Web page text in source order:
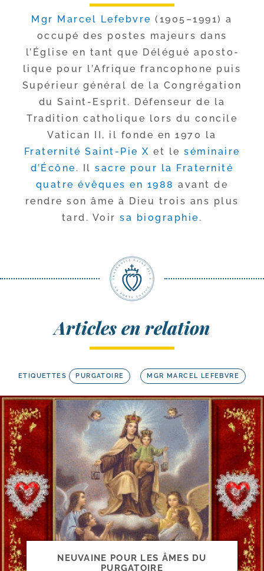
Mgr Marcel Lefebvre (1905–1991) a
occu­pé des postes majeurs dans
l’Église en tant que Délégué apos­to­
lique pour l’Afrique fran­co­phone puis
Supérieur géné­ral de la Congrégation
du Saint-​Esprit. Défenseur de la
Tradition catho­lique lors du concile
Vatican II, il fonde en 1970 la
Fraternité Saint-​Pie X et le sémi­naire
d’Écône . Il sacre pour la Fraternité
quatre évêques en 1988 avant de
rendre son âme à Dieu trois ans plus
tard. Voirsa bio­gra­phie .
Articles en relation
ETIQUETTES PURGATOIRE MGR MARCEL LEFEBVRE
NEUVAINE POUR LES ÂMES DU
PURGATOIRE